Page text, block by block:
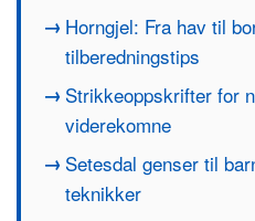
Horngjel: Fra hav til
tilberedningstips
Strikkeoppskrifter for
viderekomne
Setesdal genser til
teknikker